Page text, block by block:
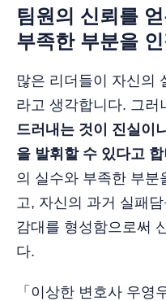
팀원의 신뢰를
부족한 부분을
많은 리더들이 자신의
라고 생각합니다. 그러
드러내는 것이 진실이
을 발휘할 수 있다고
의 실수와 부족한 부분
고, 자신의 과거 실패
감대를 형성함으로써
다.
「이상한 변호사 우영